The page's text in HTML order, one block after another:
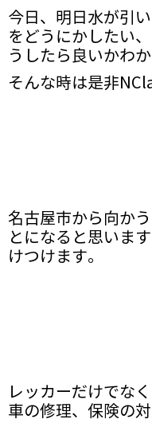
今日、明日水が引
をどうにかしたい
うしたら良いかわ
そんな時は是非
名古屋市から向か
とになると思いま
けつけます。
レッカーだけでな
車の修理、保険の